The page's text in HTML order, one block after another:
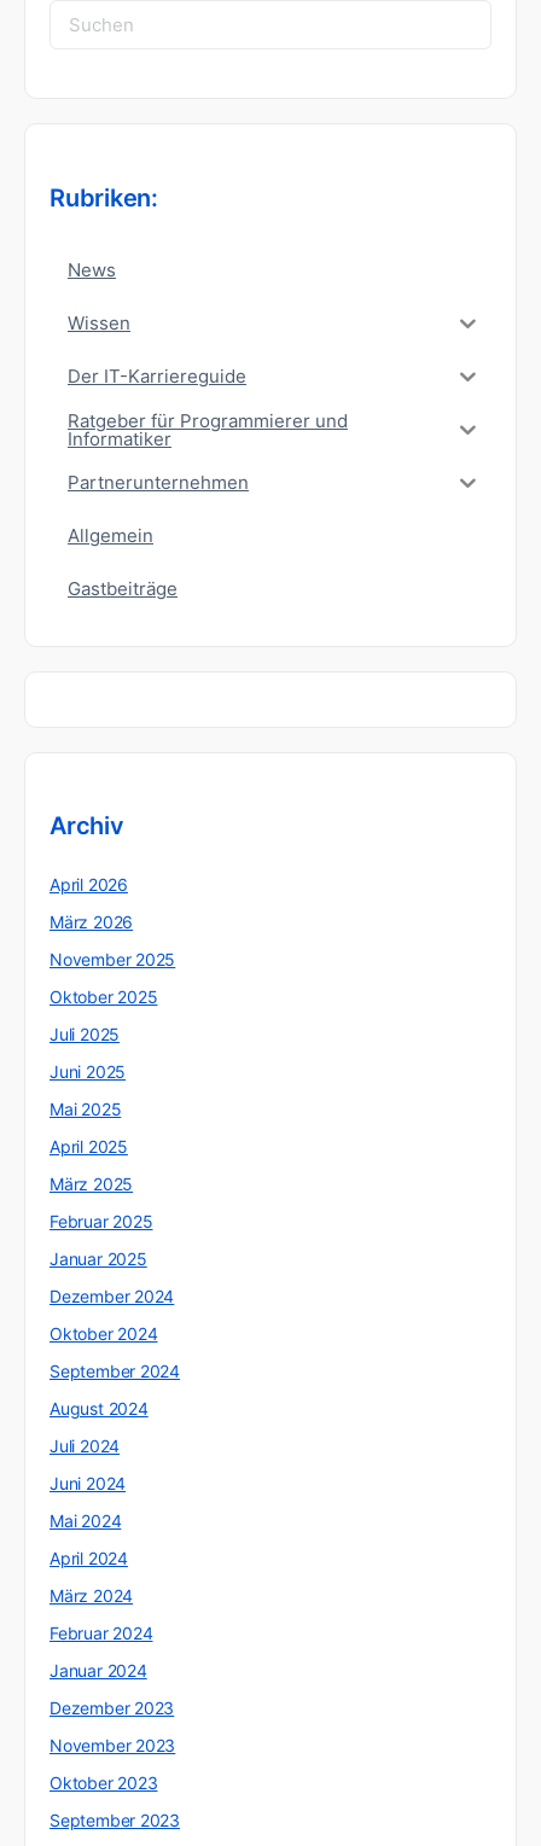
Suchen
nach:
Rubriken:
News
Wissen
Der IT-Karriereguide
Ratgeber für Programmierer und
Informatiker
Partnerunternehmen
Allgemein
Gastbeiträge
Archiv
April 2026
März 2026
November 2025
Oktober 2025
Juli 2025
Juni 2025
Mai 2025
April 2025
März 2025
Februar 2025
Januar 2025
Dezember 2024
Oktober 2024
September 2024
August 2024
Juli 2024
Juni 2024
Mai 2024
April 2024
März 2024
Februar 2024
Januar 2024
Dezember 2023
November 2023
Oktober 2023
September 2023